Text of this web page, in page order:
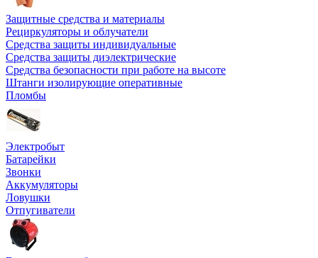
Защитные средства и материалы
Рециркуляторы и облучатели
Средства защиты индивидуальные
Средства защиты диэлектрические
Средства безопасности при работе на высоте
Штанги изолирующие оперативные
Пломбы
Электробыт
Батарейки
Звонки
Аккумуляторы
Ловушки
Отпугиватели